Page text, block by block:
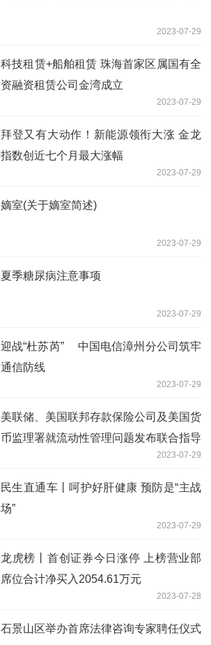
2023-07-29
科技租赁+船舶租赁 珠海首家区属国有全
资融资租赁公司金湾成立
2023-07-29
拜登又有大动作！新能源领衔大涨 金龙
指数创近七个月最大涨幅
2023-07-29
嫡室(关于嫡室简述)
2023-07-29
夏季糖尿病注意事项
2023-07-29
迎战“杜苏芮” 中国电信漳州分公司筑牢
通信防线
2023-07-29
美联储、美国联邦存款保险公司及美国货
币监理署就流动性管理问题发布联合指导
2023-07-29
民生直通车丨呵护好肝健康 预防是“主战
场”
2023-07-29
龙虎榜丨首创证券今日涨停 上榜营业部
席位合计净买入2054.61万元
2023-07-28
石景山区举办首席法律咨询专家聘任仪式